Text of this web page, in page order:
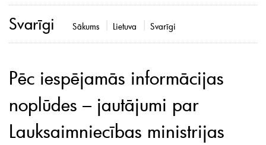
Svarīgi Sākums Lietuva Svarīgi
Pēc iespējamās informācijas
noplūdes – jautājumi par
Lauksaimniecības ministrijas